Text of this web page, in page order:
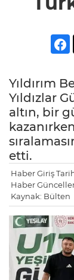
Yıldırım
Yıldızlar
altın, bir
etti.
Haber Giriş
Haber
Kaynak: Bülten